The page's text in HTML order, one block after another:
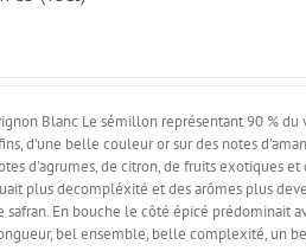
Blanc Le sémillon représentant 90 %
d'une belle couleur or sur des notes
d'agrumes, de citron, de fruits exotiques et
plus decompléxité et des arômes plus
safran. En bouche le côté épicé prédominait
bel ensemble, belle complexité, un